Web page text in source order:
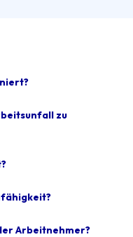
zu
Arbeitnehmer?